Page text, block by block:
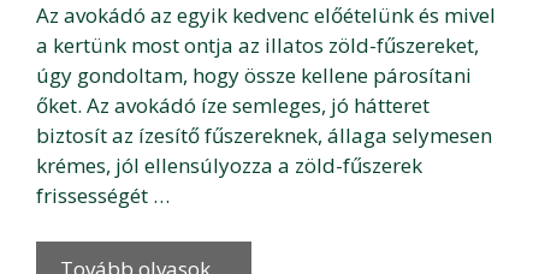
Az avokádó az egyik kedvenc előételünk és mivel
a kertünk most ontja az illatos zöld-fűszereket,
úgy gondoltam, hogy össze kellene párosítani
őket. Az avokádó íze semleges, jó hátteret
biztosít az ízesítő fűszereknek, állaga selymesen
krémes, jól ellensúlyozza a zöld-fűszerek
frissességét …